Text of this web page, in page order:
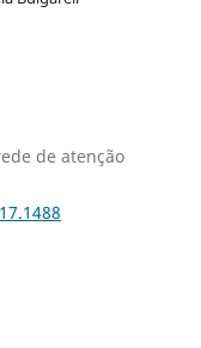
de atenção